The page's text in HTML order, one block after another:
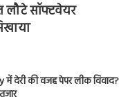
लौटे सॉफ्टवेयर
में देरी की वजह पेपर लीक विवाद?